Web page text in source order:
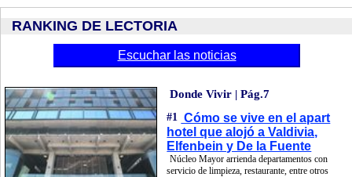
RANKING DE LECTORIA
Escuchar las noticias
Donde Vivir | Pág.7
#1
Cómo se vive en el apart
hotel que alojó a Valdivia,
Elfenbein y De la Fuente
Núcleo Mayor arrienda departamentos con
servicio de limpieza, restaurante, entre otros